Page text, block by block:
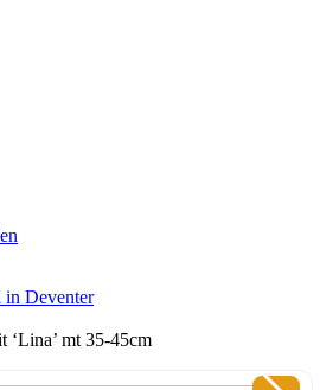
in Deventer
‘Lina’ mt 35-45cm